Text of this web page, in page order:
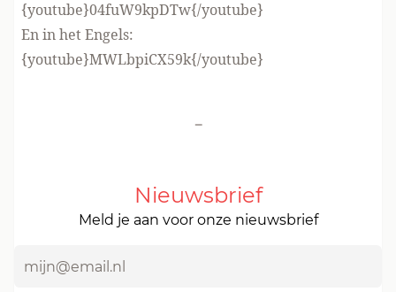
{youtube}04fuW9kpDTw{/youtube}
En in het Engels:
{youtube}MWLbpiCX59k{/youtube}
-
Nieuwsbrief
Meld je aan voor onze nieuwsbrief